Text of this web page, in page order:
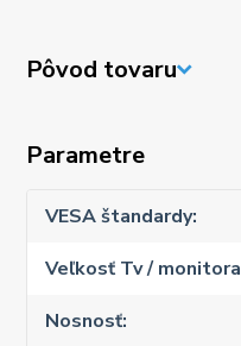
Pôvod tovaru
Parametre
VESA štandardy
Veľkosť Tv / monitora
Nosnosť